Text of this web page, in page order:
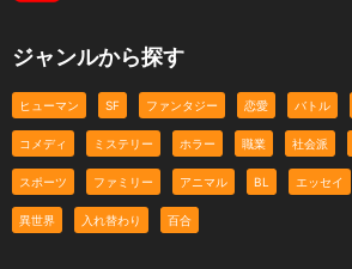
ジャンルから探す
ヒューマン SF ファンタジー 恋愛 バトル
コメディ ミステリー ホラー 職業 社会派
スポーツ ファミリー アニマル BL エッセイ
異世界 入れ替わり 百合